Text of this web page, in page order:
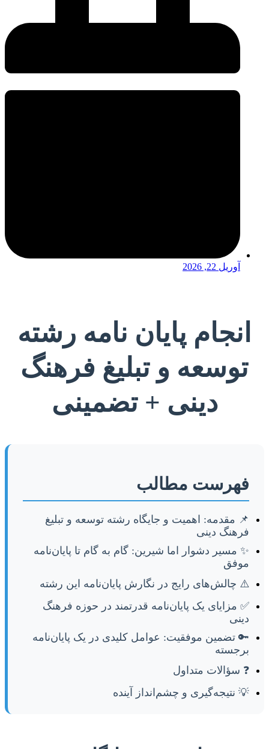
آوریل 22, 2026
انجام پایان نامه رشته
توسعه و تبلیغ فرهنگ
دینی + تضمینی
فهرست مطالب
📌 مقدمه: اهمیت و جایگاه رشته توسعه و تبلیغ
فرهنگ دینی
✨ مسیر دشوار اما شیرین: گام به گام تا پایان‌نامه
موفق
⚠️ چالش‌های رایج در نگارش پایان‌نامه این رشته
✅ مزایای یک پایان‌نامه قدرتمند در حوزه فرهنگ
دینی
🔑 تضمین موفقیت: عوامل کلیدی در یک پایان‌نامه
برجسته
❓ سؤالات متداول
💡 نتیجه‌گیری و چشم‌انداز آینده